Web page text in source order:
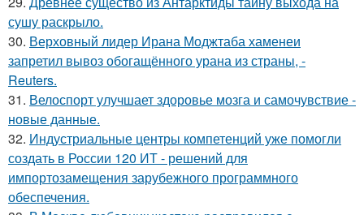
сушу раскрыло.
30. Верховный лидер Ирана Моджтаба хаменеи
запретил вывоз обогащённого урана из страны, -
Reuters.
31. Велоспорт улучшает здоровье мозга и самочувствие -
новые данные.
32. Индустриальные центры компетенций уже помогли
создать в России 120 ИТ - решений для
импортозамещения зарубежного программного
обеспечения.